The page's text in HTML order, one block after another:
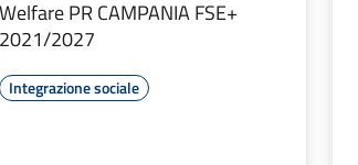
PR CAMPANIA FSE+
2027
Integrazione sociale